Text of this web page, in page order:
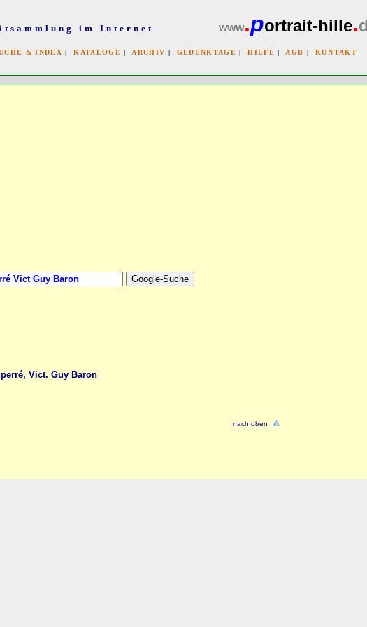
im Internet www.portrait-hille.
& INDEX |KATALOGE | ARCHIV | GEDENKTAGE |HILFE | AGB | KONTAKT
Vict. Guy Baron
nach oben